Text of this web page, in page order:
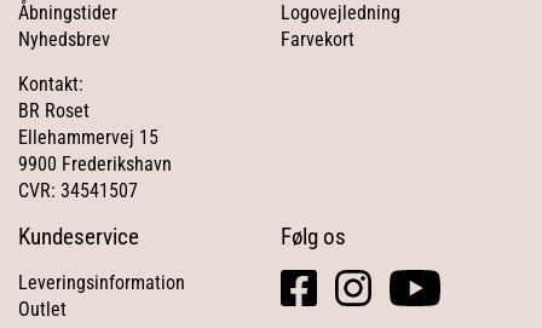
Åbningstider
Nyhedsbrev
Kontakt:
BR Roset
Ellehammervej 15
9900 Frederikshavn
CVR: 34541507
Logovejledning
Farvekort
Kundeservice
Leveringsinformation
Outlet
Følg os
facebook
square
instagramyoutube